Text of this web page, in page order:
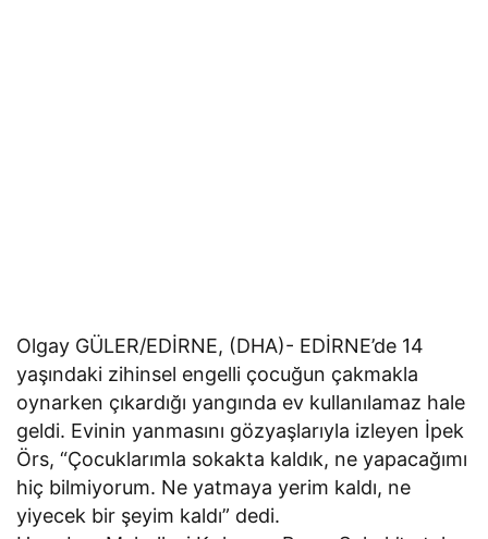
Olgay GÜLER/EDİRNE, (DHA)- EDİRNE’de 14
yaşındaki zihinsel engelli çocuğun çakmakla
oynarken çıkardığı yangında ev kullanılamaz hale
geldi. Evinin yanmasını gözyaşlarıyla izleyen İpek
Örs, “Çocuklarımla sokakta kaldık, ne yapacağımı
hiç bilmiyorum. Ne yatmaya yerim kaldı, ne
yiyecek bir şeyim kaldı” dedi.